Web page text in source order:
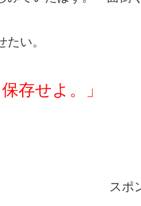
い。
存せよ。」
スポ